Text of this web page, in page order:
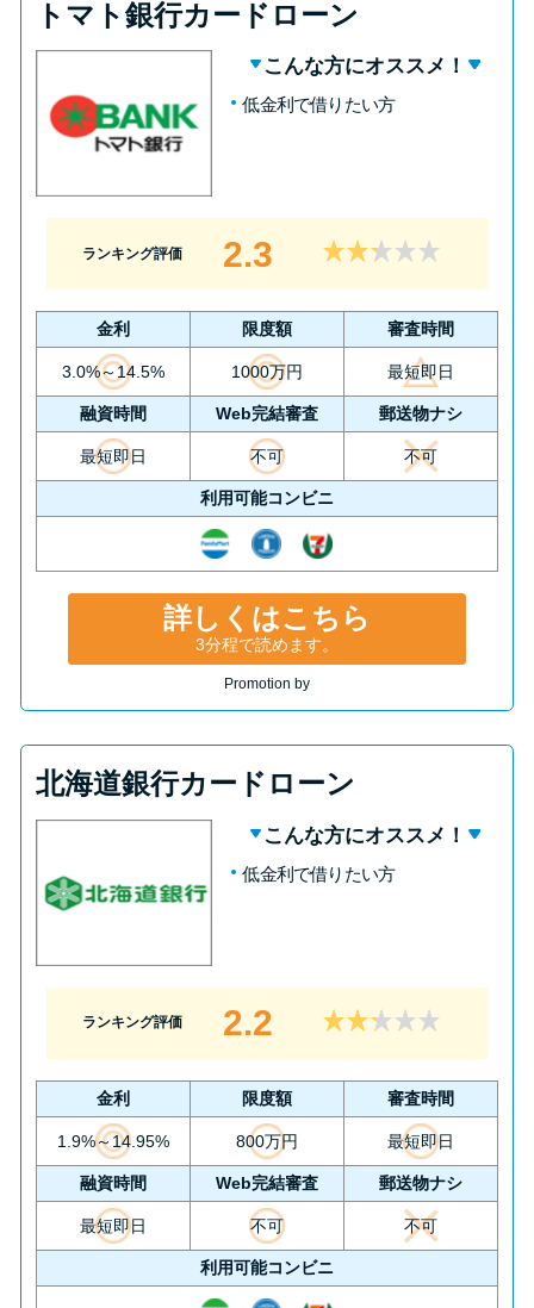
トマト銀行カードローン
こんな方にオススメ！
低金利で借りたい方
ランキング評価 2.3
金利 限度額 審査時間
3.0%～14.5% 1000万円 最短即日
融資時間 Web完結審査 郵送物ナシ
最短即日 不可 不可
利用可能コンビニ
詳しくはこちら
3分程で読めます。
Promotion by
北海道銀行カードローン
こんな方にオススメ！
低金利で借りたい方
ランキング評価 2.2
金利 限度額 審査時間
1.9%～14.95% 800万円 最短即日
融資時間 Web完結審査 郵送物ナシ
最短即日 不可 不可
利用可能コンビニ